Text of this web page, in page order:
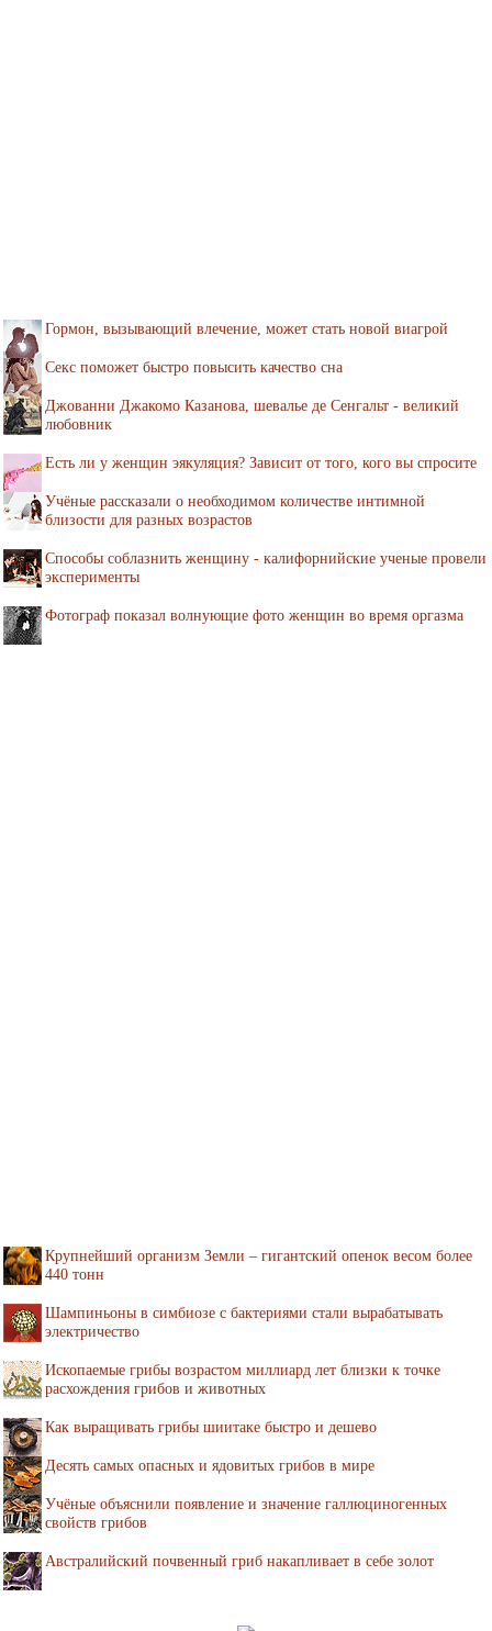
Гормон, вызывающий влечение, может стать новой виагрой
Секс поможет быстро повысить качество сна
Джованни Джакомо Казанова, шевалье де Сенгальт - великий
любовник
Есть ли у женщин эякуляция? Зависит от того, кого вы спросите
Учёные рассказали о необходимом количестве интимной
близости для разных возрастов
Способы соблазнить женщину - калифорнийские ученые провели
эксперименты
Фотограф показал волнующие фото женщин во время оргазма
Крупнейший организм Земли – гигантский опенок весом более
440 тонн
Шампиньоны в симбиозе с бактериями стали вырабатывать
электричество
Ископаемые грибы возрастом миллиард лет близки к точке
расхождения грибов и животных
Как выращивать грибы шиитаке быстро и дешево
Десять самых опасных и ядовитых грибов в мире
Учёные объяснили появление и значение галлюциногенных
свойств грибов
Австралийский почвенный гриб накапливает в себе золот